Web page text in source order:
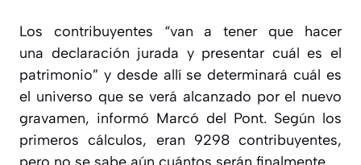
Los contribuyentes “van a tener que hacer
una declaración jurada y presentar cuál es el
patrimonio” y desde allí se determinará cuál es
el universo que se verá alcanzado por el nuevo
gravamen, informó Marcó del Pont. Según los
primeros cálculos, eran 9298 contribuyentes,